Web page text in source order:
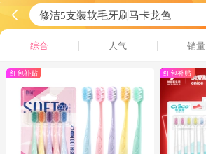
综合 人气 销量
红包补贴 红包补贴